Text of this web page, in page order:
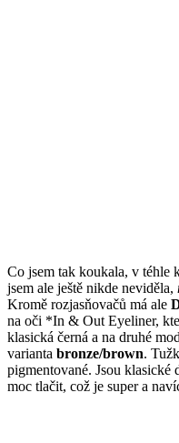
Co jsem tak koukala, v téhle
jsem ale ještě nikde neviděla,
Kromě rozjasňovačů má ale
na oči *In & Out Eyeliner,
klasická černá a na druhé
varianta bronze/brown.
pigmentované. Jsou klasické
moc tlačit, což je super a